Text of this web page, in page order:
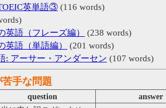
英単語③ (116 words)
英語（フレーズ編）
(238 words)
英語（単語編）
(201 words)
: アーサー・アンダーセン (107 words)
手な問題
question answer